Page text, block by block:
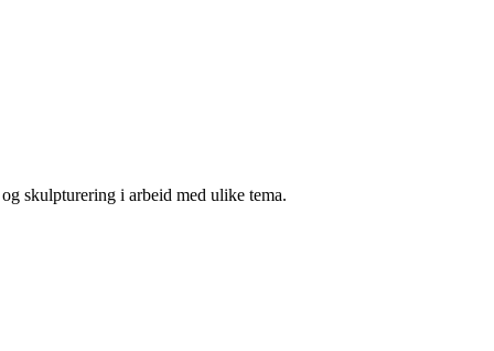
skulpturering i arbeid med ulike tema.